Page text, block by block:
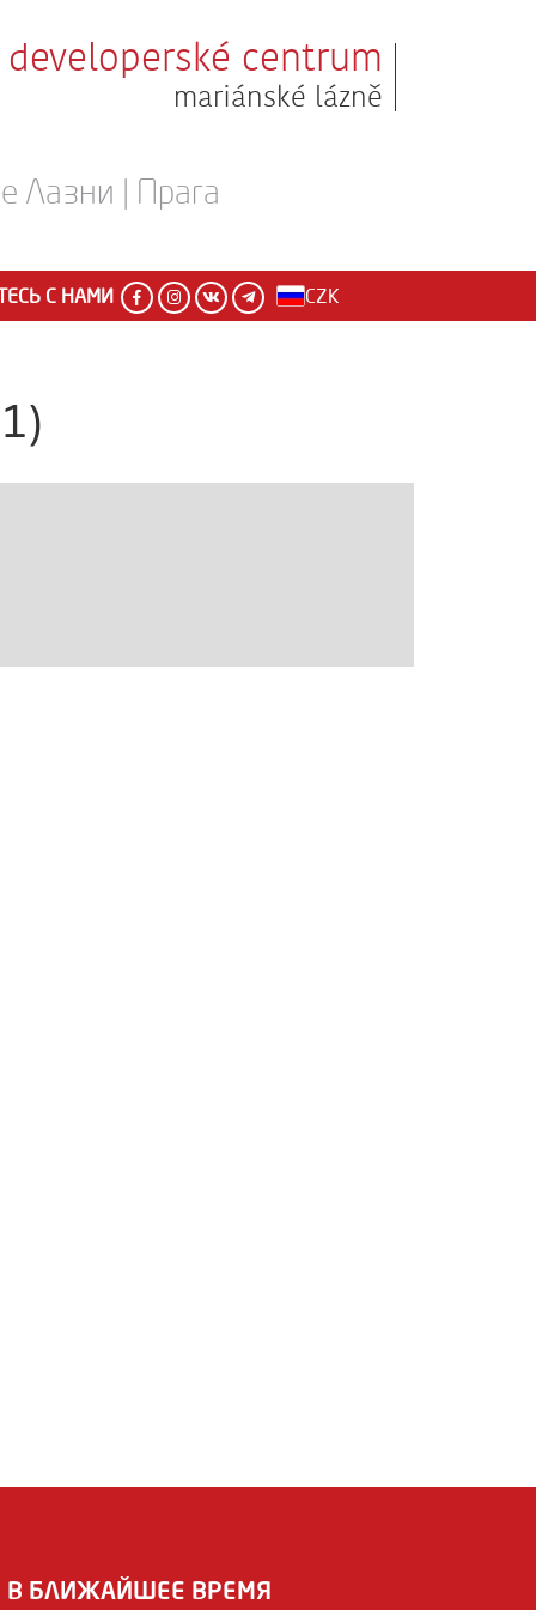
developerské centrum
mariánské lázně
Лазни | Прага
С НАМИ CZK
В БЛИЖАЙШЕЕ ВРЕМЯ